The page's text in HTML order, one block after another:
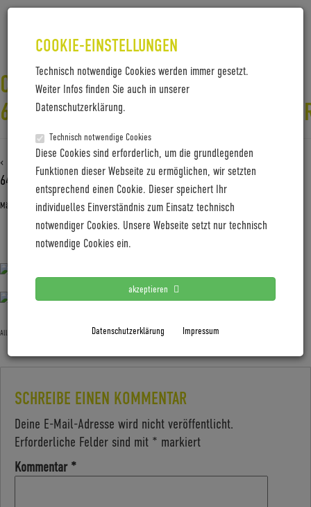
COOKIE-EINSTELLUNGEN
Technisch notwendige Cookies werden immer gesetzt.
Weiter Infos finden Sie auch in unserer
Datenschutzerklärung.
Technisch notwendige Cookies
Diese Cookies sind erforderlich, um die grundlegenden
Funktionen dieser Webseite zu ermöglichen, wir setzten
entsprechend einen Cookie. Dieser speichert Ihr
individuelles Einverständnis zum Einsatz technisch
notwendiger Cookies. Unsere Webseite setzt nur technisch
notwendige Cookies ein.
akzeptieren
Datenschutzerklärung Impressum
CW23-1-3-NILS_LAENGNER-
‹ Zurück zu CW23-1-3-Nils_Laengner-
6406_StefanMaly_GF_Cyclingworld
März 19, 2025Gabi Jung — No Comments
CW23-1-3-Nils_Laengner-6406_StefanMaly_GF_Cyclingworld
Allgemein
SCHREIBE EINEN KOMMENTAR
Deine E-Mail-Adresse wird nicht veröffentlicht.
Erforderliche Felder sind mit * markiert
Kommentar *